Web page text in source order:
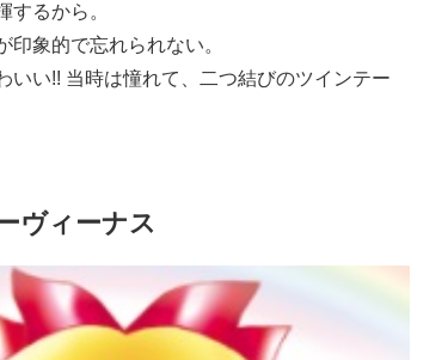
するから。
印象的で忘れられない。
いい!! 当時は憧れて、二つ結びのツインテー
ヴィーナス